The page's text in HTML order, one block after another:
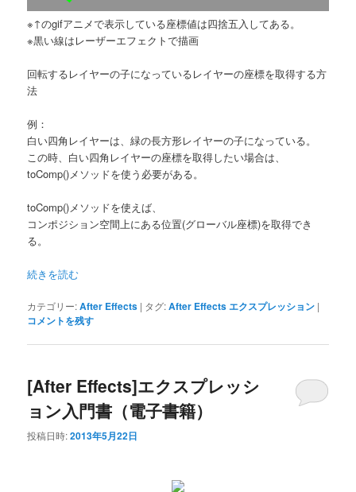
※↑のgifアニメで表示している座標値は四捨五入してある。
※黒い線はレーザーエフェクトで描画
回転するレイヤーの子になっているレイヤーの座標を取得する方
法
例：
白い四角レイヤーは、緑の長方形レイヤーの子になっている。
この時、白い四角レイヤーの座標を取得したい場合は、
toComp()メソッドを使う必要がある。
toComp()メソッドを使えば、
コンポジション空間上にある位置(グローバル座標)を取得でき
る。
続きを読む
カテゴリー:After Effects | タグ:After Effects エクスプレッション |
コメントを残す
[After Effects]エクスプレッシ
ョン入門書（電子書籍）
投稿日時:2013年5月22日